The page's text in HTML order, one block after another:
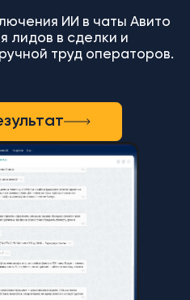
ИИ в чаты Авито
лидов в сделки и
труд операторов.